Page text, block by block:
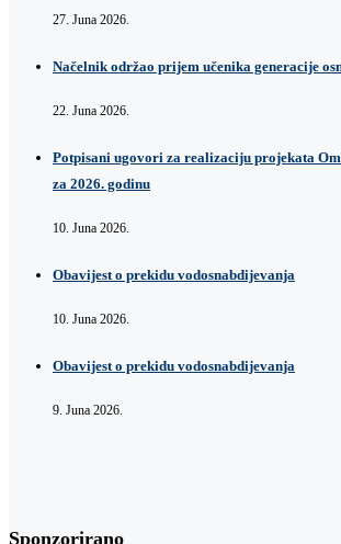
27. Juna 2026.
Načelnik održao prijem učenika generacije
22. Juna 2026.
Potpisani ugovori za realizaciju projekata
za 2026. godinu
10. Juna 2026.
Obavijest o prekidu vodosnabdijevanja
10. Juna 2026.
Obavijest o prekidu vodosnabdijevanja
9. Juna 2026.
Sponzorirano